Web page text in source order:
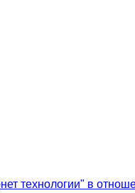
технологии" в